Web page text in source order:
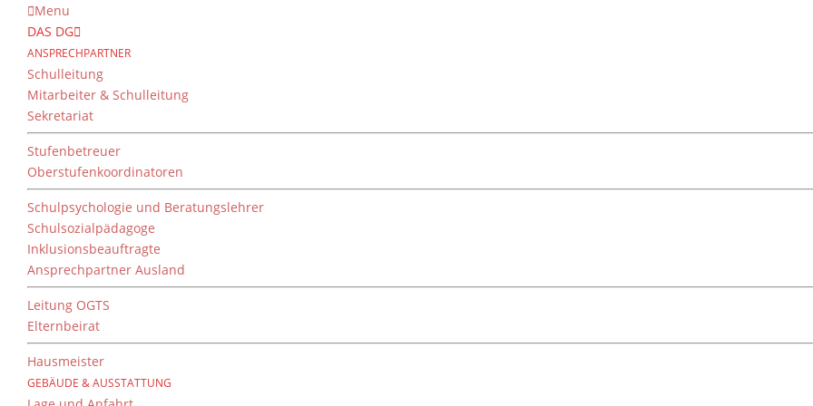
Menu
DAS DG
ANSPRECHPARTNER
Schulleitung
Mitarbeiter & Schulleitung
Sekretariat
Stufenbetreuer
Oberstufenkoordinatoren
Schulpsychologie und Beratungslehrer
Schulsozialpädagoge
Inklusionsbeauftragte
Ansprechpartner Ausland
Leitung OGTS
Elternbeirat
Hausmeister
GEBÄUDE & AUSSTATTUNG